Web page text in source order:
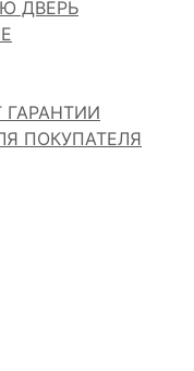
ДВЕРЬ
ГАРАНТИИ
ПОКУПАТЕЛЯ